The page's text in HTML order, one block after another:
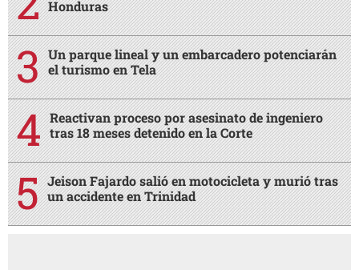
Honduras
Un parque lineal y un embarcadero potenciarán
el turismo en Tela
Reactivan proceso por asesinato de ingeniero
tras 18 meses detenido en la Corte
Jeison Fajardo salió en motocicleta y murió tras
un accidente en Trinidad